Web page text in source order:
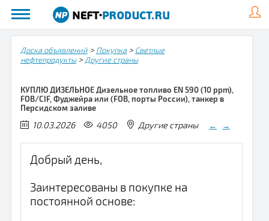
Доска объявлений> Покупка> Светлые
нефтепродукты> Другие страны
КУПЛЮ ДИЗЕЛЬНОЕ Дизельное топливо EN 590 (10 ppm),
FOB/CIF, Фуджейра или (FOB, порты России), танкер в
Персидском заливе
10.03.2026 4050 Другие страны ← →
Добрый день,
Заинтересованы в покупке на
постоянной основе: